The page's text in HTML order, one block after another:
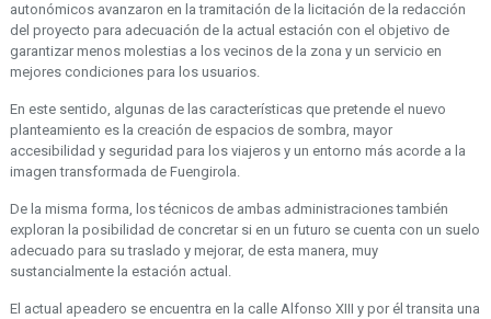
autonómicos avanzaron en la tramitación de la licitación de la redacción
del proyecto para adecuación de la actual estación con el objetivo de
garantizar menos molestias a los vecinos de la zona y un servicio en
mejores condiciones para los usuarios.
En este sentido, algunas de las características que pretende el nuevo
planteamiento es la creación de espacios de sombra, mayor
accesibilidad y seguridad para los viajeros y un entorno más acorde a la
imagen transformada de Fuengirola.
De la misma forma, los técnicos de ambas administraciones también
exploran la posibilidad de concretar si en un futuro se cuenta con un suelo
adecuado para su traslado y mejorar, de esta manera, muy
sustancialmente la estación actual.
El actual apeadero se encuentra en la calle Alfonso XIII y por él transita una